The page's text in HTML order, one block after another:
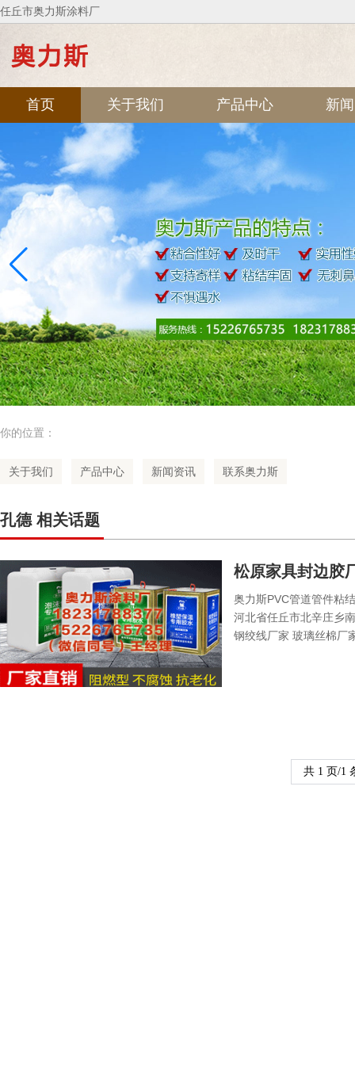
任丘市奥力斯涂料厂
首页 关于我们 产品中心 新
你的位置：
关于我们 产品中心 新闻资讯 联系奥力斯
孔德 相关话题
松原家具封边胶
奥力斯PVC管道管件粘
河北省任丘市北辛庄乡
钢绞线厂家 玻璃丝棉厂
共 1 页/1